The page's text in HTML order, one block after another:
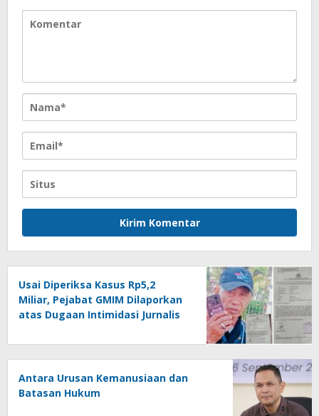
Usai Diperiksa Kasus Rp5,2
Miliar, Pejabat GMIM Dilaporkan
atas Dugaan Intimidasi Jurnalis
Antara Urusan Kemanusiaan dan
Batasan Hukum